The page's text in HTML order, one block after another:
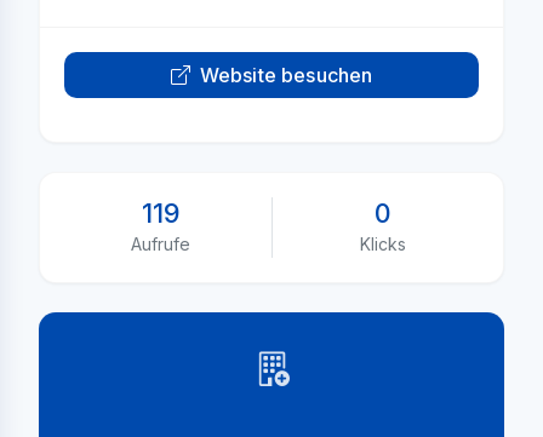
Website besuchen
119
Aufrufe
0
Klicks